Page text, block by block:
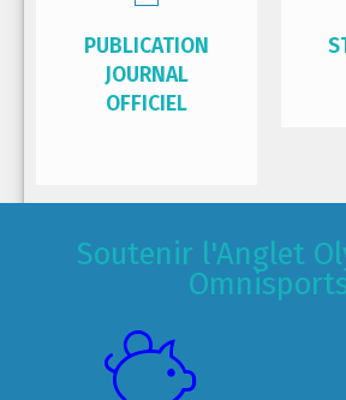
PUBLICATION
JOURNAL
OFFICIEL
Soutenir l'Anglet